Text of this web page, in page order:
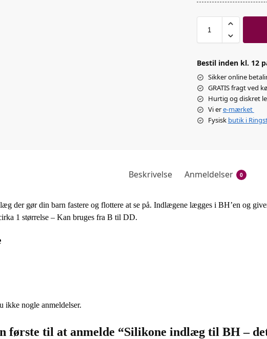
Bestil inden kl. 12
Sikker online
GRATIS fragt ved
Hurtig og diskret
Vi ere-mærket
Fysisk butik i
Beskrivelse Anmeldelser 0
der gør din barn fastere og flottere at se på. Indlægene lægges i BH’en og
1 størrelse – Kan bruges fra B til DD.
ikke nogle anmeldelser.
første til at anmelde “Silikone indlæg til BH –